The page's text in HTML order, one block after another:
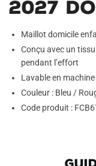
2027
Maillot domicile
Conçu avec un
pendant l’effort
Lavable en machine
Couleur : Bleu /
Code produit :